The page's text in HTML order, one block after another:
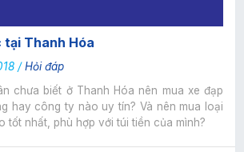
tại Thanh Hóa
/Hỏi đáp
chưa biết ở Thanh Hóa nên mua xe đạp
hay công ty nào uy tín? Và nên mua loại
tốt nhất, phù hợp với túi tiền của mình?